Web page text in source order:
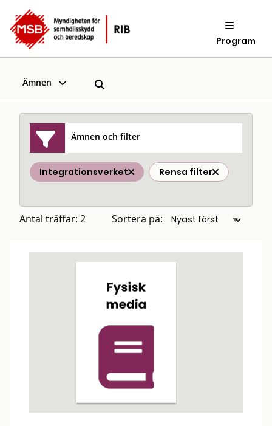
Program
Ämnen
Ämnen och filter
Integrationsverket Rensa filter
Antal träffar: 2 Sortera på: